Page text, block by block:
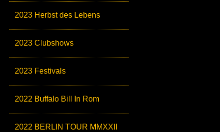
2023 Herbst des Lebens
2023 Clubshows
2023 Festivals
2022 Buffalo Bill In Rom
2022 BERLIN TOUR MMXXII